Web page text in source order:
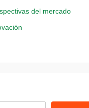
del mercado